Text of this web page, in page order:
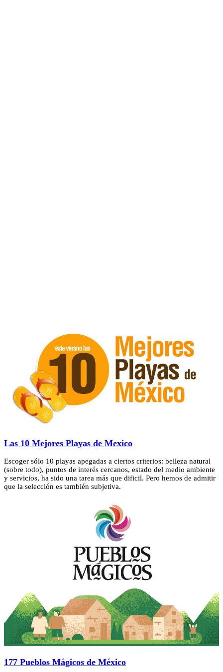
Las 10 Mejores Playas de Mexico
Escoger sólo 10 playas apegadas a ciertos criterios: belleza natural
(sobre todo), puntos de interés cercanos, estado del medio ambiente
y servicios, ha sido una tarea más que dificil. Pero hemos de admitir
que la selección es también subjetiva.
177 Pueblos Mágicos de México